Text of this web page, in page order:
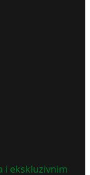
i ekskluzivnim